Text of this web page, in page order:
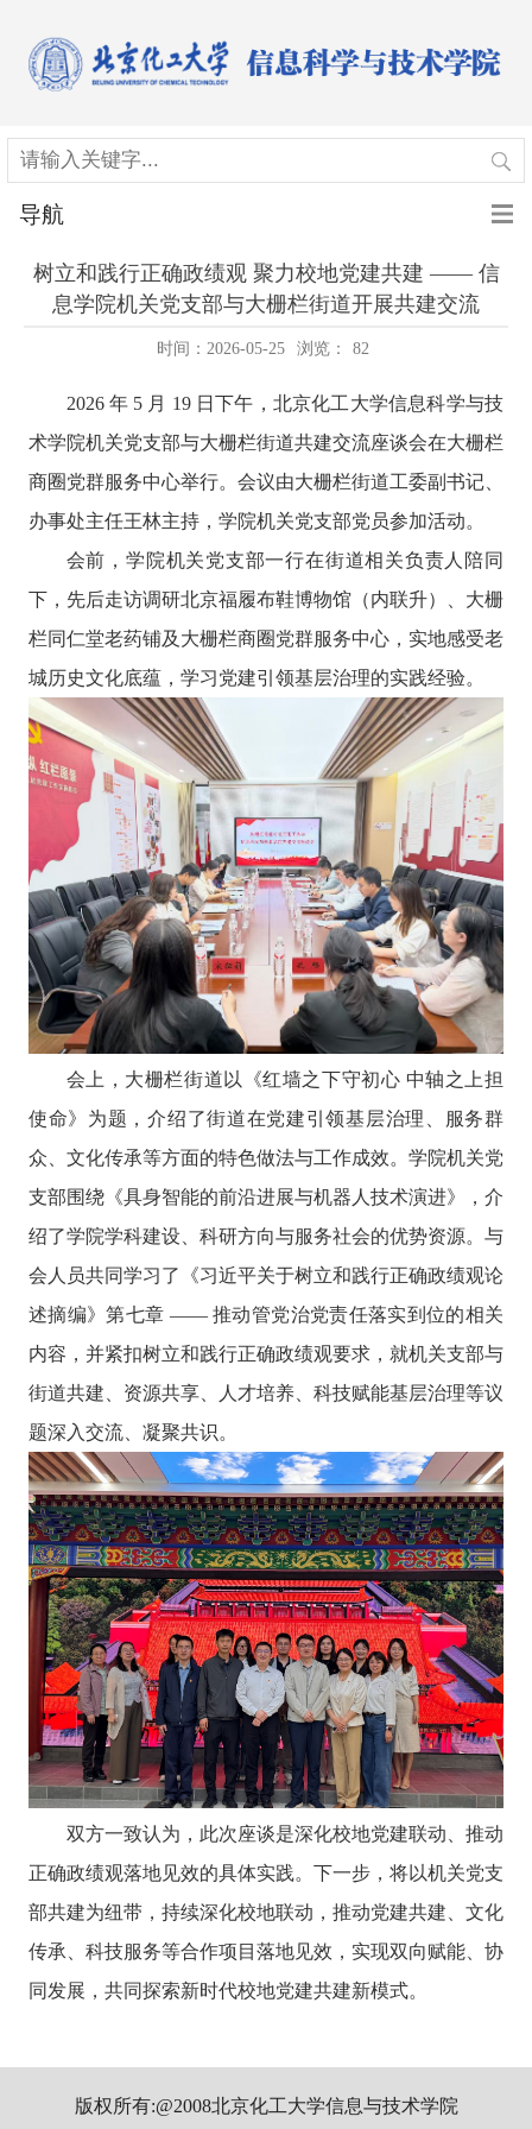
导航
树立和践行正确政绩观 聚力校地党建共建 —— 信
息学院机关党支部与大栅栏街道开展共建交流
时间：2026-05-25 浏览： 82
2026 年 5 月 19 日下午，北京化工大学信息科学与技
术学院机关党支部与大栅栏街道共建交流座谈会在大栅栏
商圈党群服务中心举行。会议由大栅栏街道工委副书记、
办事处主任王林主持，学院机关党支部党员参加活动。
会前，学院机关党支部一行在街道相关负责人陪同
下，先后走访调研北京福履布鞋博物馆（内联升）、大栅
栏同仁堂老药铺及大栅栏商圈党群服务中心，实地感受老
城历史文化底蕴，学习党建引领基层治理的实践经验。
会上，大栅栏街道以《红墙之下守初心 中轴之上担
使命》为题，介绍了街道在党建引领基层治理、服务群
众、文化传承等方面的特色做法与工作成效。学院机关党
支部围绕《具身智能的前沿进展与机器人技术演进》，介
绍了学院学科建设、科研方向与服务社会的优势资源。与
会人员共同学习了《习近平关于树立和践行正确政绩观论
述摘编》第七章 —— 推动管党治党责任落实到位的相关
内容，并紧扣树立和践行正确政绩观要求，就机关支部与
街道共建、资源共享、人才培养、科技赋能基层治理等议
题深入交流、凝聚共识。
双方一致认为，此次座谈是深化校地党建联动、推动
正确政绩观落地见效的具体实践。下一步，将以机关党支
部共建为纽带，持续深化校地联动，推动党建共建、文化
传承、科技服务等合作项目落地见效，实现双向赋能、协
同发展，共同探索新时代校地党建共建新模式。
版权所有:@2008北京化工大学信息与技术学院